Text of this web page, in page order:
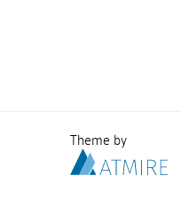
Theme by